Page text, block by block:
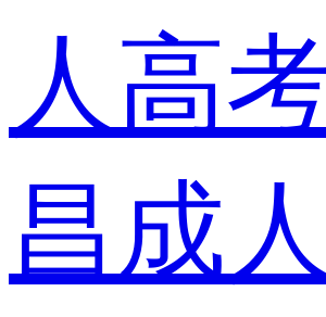
人高
昌成